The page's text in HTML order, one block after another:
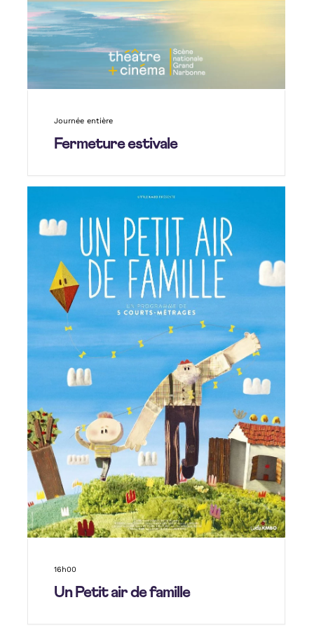
Journée entière
Fermeture estivale
16h00
Un Petit air de famille